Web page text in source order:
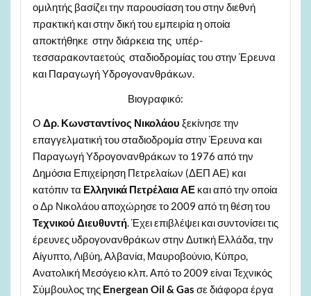
ομιλητής βασίζει την παρουσίαση του στην διεθνή
πρακτική και στην δική του εμπειρία η οποία
αποκτήθηκε στην διάρκεια της υπέρ-
τεσσαρακονταετούς σταδιοδρομίας του στην Έρευνα
και Παραγωγή Υδρογονανθράκων.
Βιογραφικό:
Ο Δρ. Κωνσταντίνος Νικολάου ξεκίνησε την
επαγγελματική του σταδιοδρομία στην Έρευνα και
Παραγωγή Υδρογονανθράκων το 1976 από την
Δημόσια Επιχείρηση Πετρελαίων (ΔΕΠ ΑΕ) και
κατόπιν τα Ελληνικά Πετρέλαια ΑΕκαι από την οποία
ο Δρ Νικολάου αποχώρησε το 2009 από τη θέση του
Τεχνικού Διευθυντή. Έχει επιβλέψει και συντονίσει τις
έρευνες υδρογονανθράκων στην Δυτική Ελλάδα, την
Αίγυπτο, Λιβύη, Αλβανία, Μαυροβούνιο, Κύπρο,
Ανατολική Μεσόγειο κλπ. Από το 2009 είναι Τεχνικός
Σύμβουλος της Εnergean Oil & Gas σε διάφορα έργα